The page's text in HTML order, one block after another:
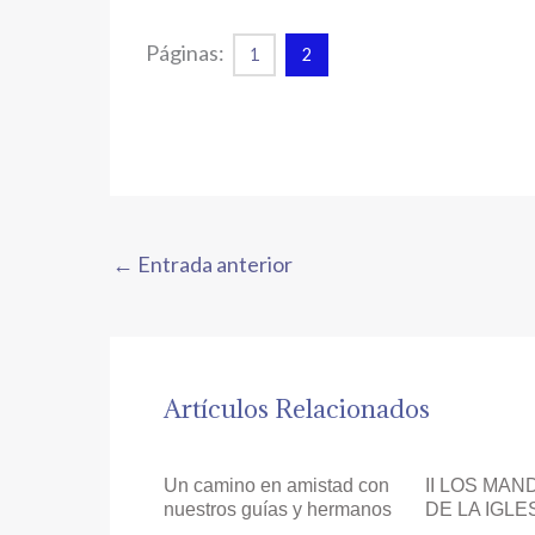
Páginas: 1 2
← Entrada anterior
Artículos Relacionados
Un camino en amistad con
nuestros guías y hermanos
II LOS
DE LA